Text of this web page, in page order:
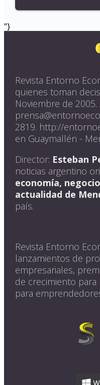
"}
Revista Entorno
quienes toman
Noviembre de 2005.
2819. http://
en Guaymallén -
Director: Esteban
noticias argentino
economía,
actualidad de
país.
Revista Entorno
lanzamientos de
empresariales,
de crecimiento
para